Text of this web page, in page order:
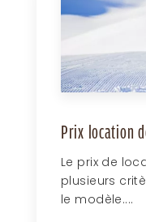
Prix location
Le prix de
plusieurs
le modèle....